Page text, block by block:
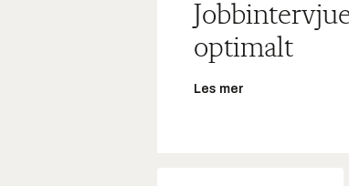
optimalt
Les mer